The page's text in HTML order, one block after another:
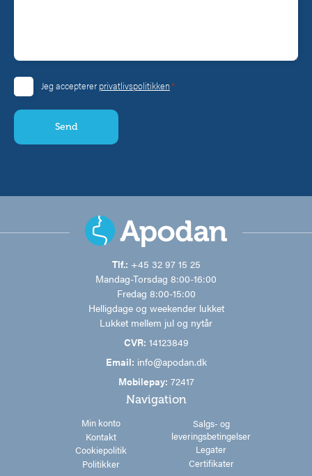
Consent
Jeg accepterer privatlivspolitikken*
Tlf.: +45 32 97 15 25
Mandag-Torsdag 8:00-16:00
Fredag 8:00-15:00
Helligdage og weekender lukket
Lukket mellem jul og nytår
CVR: 14123849
Email: info@apodan.dk
Mobilepay: 72417
Navigation
Min konto
Kontakt
Cookiepolitik
Politikker
Salgs- og
leveringsbetingelser
Legater
Certifikater